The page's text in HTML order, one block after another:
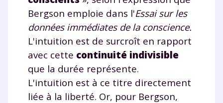
Bergson emploie dans l'Essai sur les
données immédiates de la conscience.
L'intuition est de surcroît en rapport
avec cette continuité indivisible
que la durée représente.
L'intuition est à ce titre directement
liée à la liberté. Or, pour Bergson,